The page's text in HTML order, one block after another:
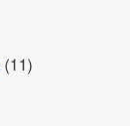
(11)